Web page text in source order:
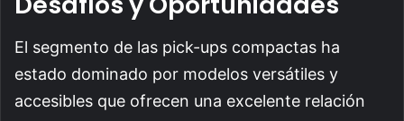
El segmento de las pick-ups compactas ha
estado dominado por modelos versátiles y
accesibles que ofrecen una excelente relación